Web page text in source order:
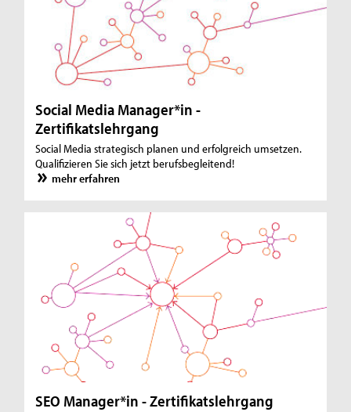
Social Media Manager*in -
Zertifikatslehrgang
Social Media strategisch planen und erfolgreich umsetzen.
Qualifizieren Sie sich jetzt berufsbegleitend!
mehr erfahren
SEO Manager*in - Zertifikatslehrgang